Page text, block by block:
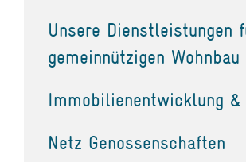
Unsere Dienstleistungen
gemeinnützigen Wohnbau
Immobilienentwicklung
Netz Genossenschaften